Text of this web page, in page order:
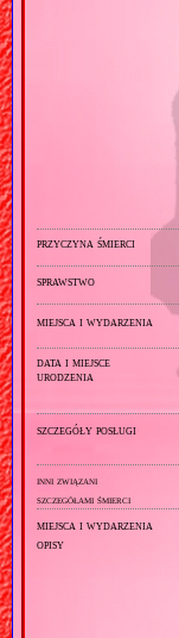
przyczyna śmierci
sprawstwo
miejsca i wydarzenia
data i miejsce
urodzenia
szczegóły posługi
inni związani
szczegółami śmierci
miejsca i wydarzenia
opisy